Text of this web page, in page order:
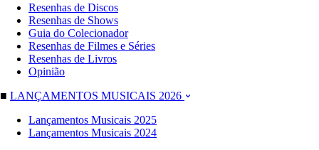
Resenhas de Discos
Resenhas de Shows
Guia do Colecionador
Resenhas de Filmes e Séries
Resenhas de Livros
Opinião
■ LANÇAMENTOS MUSICAIS 2026
Lançamentos Musicais 2025
Lançamentos Musicais 2024